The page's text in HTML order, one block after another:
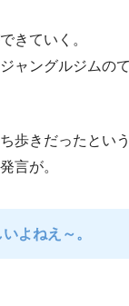
きていく。
ャングルジムの
歩きだったという
言が。
よねえ～。